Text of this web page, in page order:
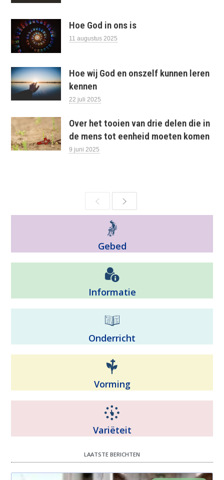
Hoe God in ons is
11 augustus 2025
Hoe wij God en onszelf kunnen leren
kennen
22 juli 2025
Over het tooien van drie delen die in
de mens tot eenheid moeten komen
9 juni 2025
Gebed
Informatie
Onderricht
Vorming
Variëteit
LAATSTE BERICHTEN